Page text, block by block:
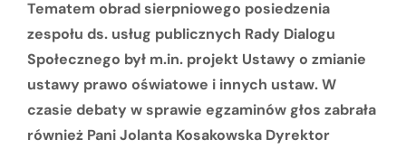
Tematem obrad sierpniowego posiedzenia
zespołu ds. usług publicznych Rady Dialogu
Społecznego był m.in. projekt Ustawy o zmianie
ustawy prawo oświatowe i innych ustaw. W
czasie debaty w sprawie egzaminów głos zabrała
również Pani Jolanta Kosakowska Dyrektor